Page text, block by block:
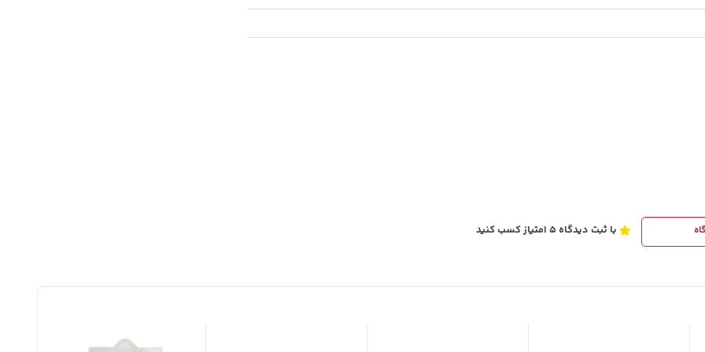
با ثبت دیدگاه 5 امتیاز کسب کنید